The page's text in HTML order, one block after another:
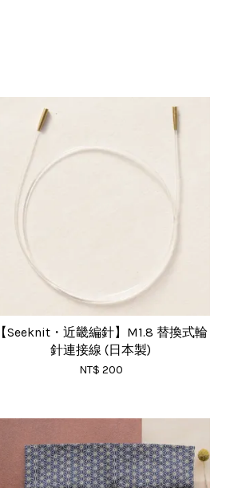
【Seeknit・近畿編針】M1.8 替換式輪
針連接線 (日本製)
NT$ 200